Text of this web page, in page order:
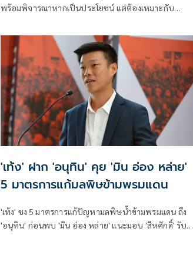
พร้อมพิจารณาหากเป็นประโยชน์ แต่ต้องเหมาะกับ
ขาสั้นเดินตลาด 'ก็ลมมันเย็น'
'เท้ง' ฝาก 'อนุทิน' คุย 'มิน อ่อง หล่าย'
5 มาตรการแก้มลพิษข้ามพรมแดน
'เท้ง' ชง 5 มาตรการแก้ปัญหามลพิษน้ำข้ามพรมแดน ถึง
'อนุทิน' ก่อนพบ 'มิน อ่อง หล่าย' แนะมอบ 'สีหศักดิ์' รับผิด